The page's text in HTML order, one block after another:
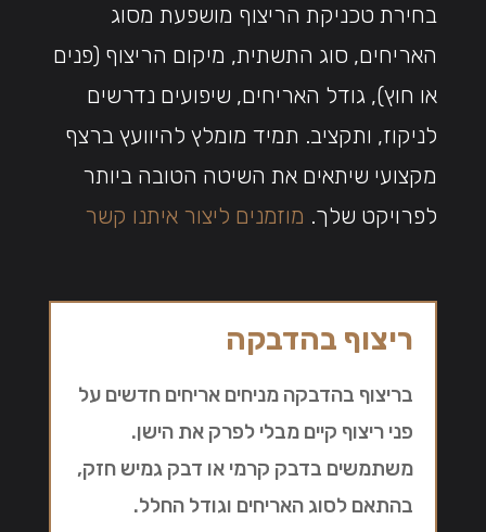
בחירת טכניקת הריצוף מושפעת מסוג
האריחים, סוג התשתית, מיקום הריצוף (פנים
או חוץ), גודל האריחים, שיפועים נדרשים
לניקוז, ותקציב. תמיד מומלץ להיוועץ ברצף
מקצועי שיתאים את השיטה הטובה ביותר
לפרויקט שלך. מוזמנים ליצור איתנו קשר
ריצוף בהדבקה
בריצוף בהדבקה מניחים אריחים חדשים על
פני ריצוף קיים מבלי לפרק את הישן.
משתמשים בדבק קרמי או דבק גמיש חזק,
בהתאם לסוג האריחים וגודל החלל.